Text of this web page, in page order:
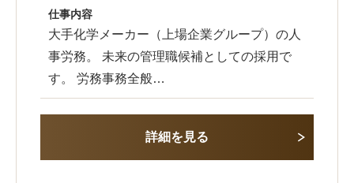
仕事内容
大手化学メーカー（上場企業グループ）の人
事労務。 未来の管理職候補としての採用で
す。 労務事務全般…
詳細を見る